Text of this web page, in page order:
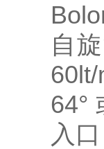
自
64°
入